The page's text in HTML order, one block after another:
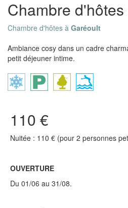
Chambre
Chambre d'hôtes à Garéoult
Ambiance cosy dans un cadre
petit déjeuner intime.
110 €
Nuitée : 110 € (pour 2 personnes
OUVERTURE
Du 01/06 au 31/08.